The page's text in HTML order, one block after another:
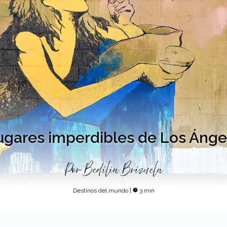
imperdibles de Los
PorBedilia Brizuela
Destinos del mundo 3 min